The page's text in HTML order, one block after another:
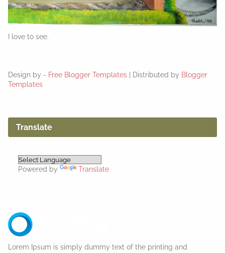
I love to see.
Design by - Free Blogger Templates | Distributed by Blogger
Templates
Translate
Powered by Translate
Lorem Ipsum is simply dummy text of the printing and